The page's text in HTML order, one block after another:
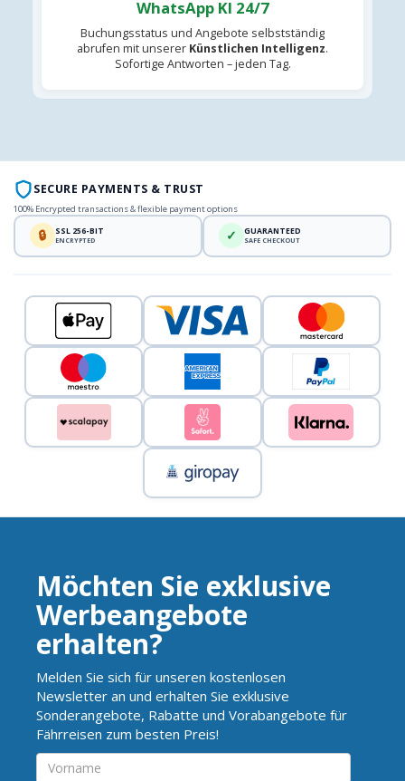
WhatsApp KI 24/7
Buchungsstatus und Angebote selbstständig
abrufen mit unserer Künstlichen Intelligenz.
Sofortige Antworten – jeden Tag.
SECURE PAYMENTS & TRUST
100% Encrypted transactions & flexible payment options
🔒 SSL 256-BIT
ENCRYPTED ✓ GUARANTEED
SAFE CHECKOUT
Möchten Sie exklusive
Werbeangebote
erhalten?
Melden Sie sich für unseren kostenlosen
Newsletter an und erhalten Sie exklusive
Sonderangebote, Rabatte und Vorabangebote für
Fährreisen zum besten Preis!